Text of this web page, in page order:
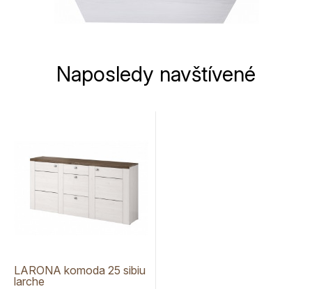
Naposledy navštívené
LARONA komoda 25 sibiu
larche